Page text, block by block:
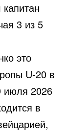
3 из 5
это
U-20 в
июля 2026
в